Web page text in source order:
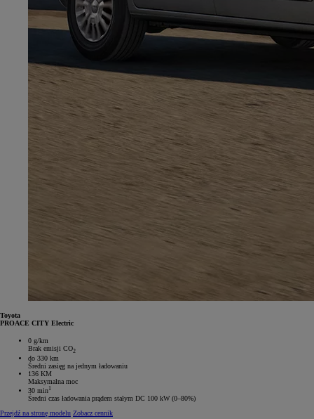
Toyota
PROACE CITY Electric
0 g/km
Brak emisji CO2
do 330 km
Średni zasięg na jednym ładowaniu
136 KM
Maksymalna moc
30 min1
Średni czas ładowania prądem stałym DC 100 kW (0–80%)
Przejdź na stronę modelu Zobacz cennik